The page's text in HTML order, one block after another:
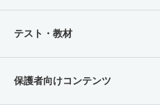
テスト・教材
保護者向けコンテンツ